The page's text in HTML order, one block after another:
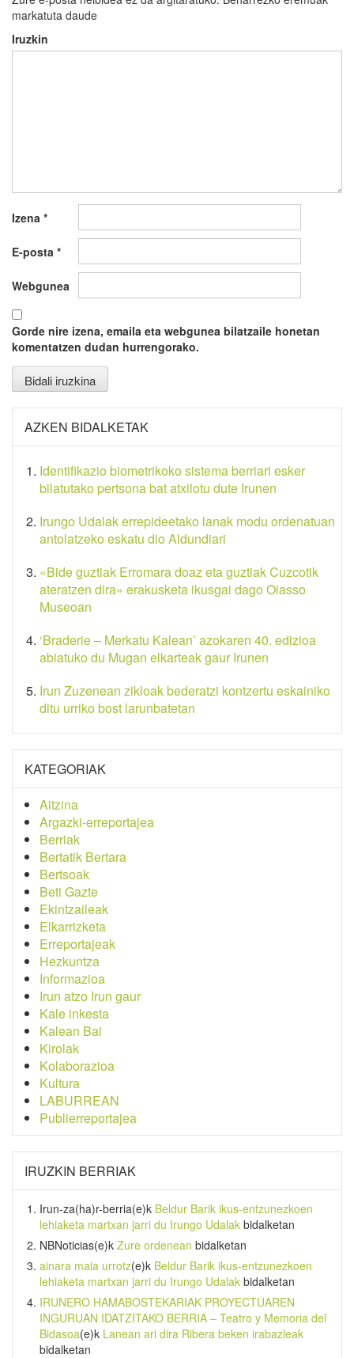
markatuta daude
Iruzkin
Izena *
E-posta *
Webgunea
Gorde nire izena, emaila eta webgunea bilatzaile honetan
komentatzen dudan hurrengorako.
AZKEN BIDALKETAK
Identifikazio biometrikoko sistema berriari esker
bilatutako pertsona bat atxilotu dute Irunen
Irungo Udalak errepideetako lanak modu ordenatuan
antolatzeko eskatu dio Aldundiari
«Bide guztiak Erromara doaz eta guztiak Cuzcotik
ateratzen dira» erakusketa ikusgai dago Oiasso
Museoan
‘Braderie – Merkatu Kalean’ azokaren 40. edizioa
abiatuko du Mugan elkarteak gaur Irunen
Irun Zuzenean zikloak bederatzi kontzertu eskainiko
ditu urriko bost larunbatetan
KATEGORIAK
Aitzina
Argazki-erreportajea
Berriak
Bertatik Bertara
Bertsoak
Beti Gazte
Ekintzaileak
Elkarrizketa
Erreportajeak
Hezkuntza
Informazioa
Irun atzo Irun gaur
Kale inkesta
Kalean Bai
Kirolak
Kolaborazioa
Kultura
LABURREAN
Publierreportajea
IRUZKIN BERRIAK
Irun-za(ha)r-berria(e)k Beldur Barik ikus-entzunezkoen
lehiaketa martxan jarri du Irungo Udalak bidalketan
NBNoticias(e)k Zure ordenean bidalketan
ainara maia urrotz(e)k Beldur Barik ikus-entzunezkoen
lehiaketa martxan jarri du Irungo Udalak bidalketan
IRUNERO HAMABOSTEKARIAK PROYECTUAREN
INGURUAN IDATZITAKO BERRIA – Teatro y Memoria del
Bidasoa(e)k Lanean ari dira Ribera beken irabazleak
bidalketan